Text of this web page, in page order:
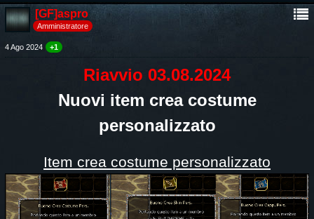
[GF]aspro
Amministratore
4 Ago 2024 +1
Riavvio 03.08.2024
Nuovi item crea costume
personalizzato
Item crea costume personalizzato